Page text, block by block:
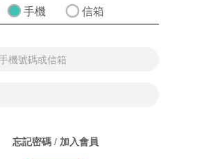
手機 信箱
忘記密碼 / 加入會員